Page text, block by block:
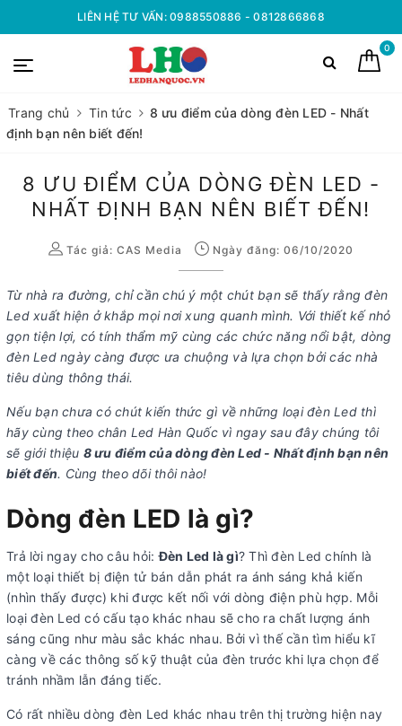
LIÊN HỆ TƯ VẤN: 0988550886 - 0812866868
0
Trang chủ Tin tức
8 ưu điểm của dòng đèn LED - Nhất
định bạn nên biết đến!
8 ƯU ĐIỂM CỦA DÒNG ĐÈN LED -
NHẤT ĐỊNH BẠN NÊN BIẾT ĐẾN!
Tác giả: CAS Media Ngày đăng: 06/10/2020
Từ nhà ra đường, chỉ cần chú ý một chút bạn sẽ thấy rằng đèn
Led xuất hiện ở khắp mọi nơi xung quanh mình. Với thiết kế nhỏ
gọn tiện lợi, có tính thẩm mỹ cùng các chức năng nổi bật, dòng
đèn Led ngày càng được ưa chuộng và lựa chọn bởi các nhà
tiêu dùng thông thái.
Nếu bạn chưa có chút kiến thức gì về những loại đèn Led thì
hãy cùng theo chân Led Hàn Quốc vì ngay sau đây chúng tôi
sẽ giới thiệu 8 ưu điểm của dòng đèn Led - Nhất định bạn nên
biết đến. Cùng theo dõi thôi nào!
Dòng đèn LED là gì?
Trả lời ngay cho câu hỏi:Đèn Led là gì? Thì đèn Led chính là
một loại thiết bị điện tử bán dẫn phát ra ánh sáng khả kiến
(nhìn thấy được) khi được kết nối với dòng điện phù hợp. Mỗi
loại đèn Led có cấu tạo khác nhau sẽ cho ra chất lượng ánh
sáng cũng như màu sắc khác nhau. Bởi vì thế cần tìm hiểu kĩ
càng về các thông số kỹ thuật của đèn trước khi lựa chọn để
tránh nhầm lẫn đáng tiếc.
Có rất nhiều dòng đèn Led khác nhau trên thị trường hiện nay